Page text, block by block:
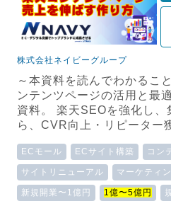
株式会社ネイビーグループ
～本資料を読んでわかるこ
ンテンツページの活用と最
資料。 楽天SEOを強化し、
ら、CVR向上・リピーター
ECモール ECサイト構築 コン
サイトリニューアル マーケティ
新規開業〜1億円 1億〜5億円